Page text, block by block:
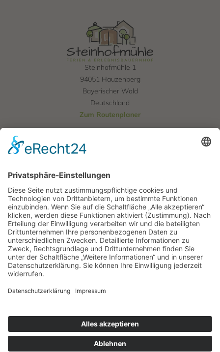
Steinhofmühle 1
94051 Hauzenberg
Bayerischer Wald
Deutschland
Zum Routenplaner
Telefax:
E-Mail:urlaub@steinhofmuehle.de
Unsere Partner:
Folge uns auf: